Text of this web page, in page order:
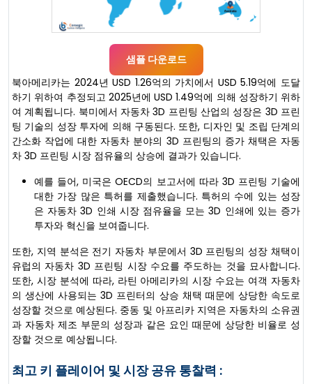
샘플 다운로드
북아메리카는 2024년 USD 1.26억의 가치에서 USD 5.19억에 도달
하기 위하여 추정되고 2025년에 USD 1.49억에 의해 성장하기 위하
여 계획됩니다. 북미에서 자동차 3D 프린팅 산업의 성장은 3D 프린
팅 기술의 성장 투자에 의해 구동된다. 또한, 디자인 및 조립 단계의
간소화 작업에 대한 자동차 분야의 3D 프린팅의 증가 채택은 자동
차 3D 프린팅 시장 점유율의 상승에 결과가 있습니다.
예를 들어, 미국은 OECD의 보고서에 따라 3D 프린팅 기술에
대한 가장 많은 특허를 제출했습니다. 특허의 수에 있는 성장
은 자동차 3D 인쇄 시장 점유율을 모는 3D 인쇄에 있는 증가
투자와 혁신을 보여줍니다.
또한, 지역 분석은 전기 자동차 부문에서 3D 프린팅의 성장 채택이
유럽의 자동차 3D 프린팅 시장 수요를 주도하는 것을 묘사합니다.
또한, 시장 분석에 따라, 라틴 아메리카의 시장 수요는 여객 자동차
의 생산에 사용되는 3D 프린터의 상승 채택 때문에 상당한 속도로
성장할 것으로 예상된다. 중동 및 아프리카 지역은 자동차의 소유권
과 자동차 제조 부문의 성장과 같은 요인 때문에 상당한 비율로 성
장할 것으로 예상됩니다.
최고 키 플레이어 및 시장 공유 통찰력 :